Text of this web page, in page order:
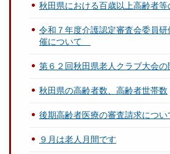
秋田県における百歳以上高齢者等
令和７年度介護認定審査会委員
催について
第６２回秋田県老人クラブ大会の
秋田県の高齢者数、高齢者世帯数
後期高齢者医療の審査請求につい
９月は老人月間です